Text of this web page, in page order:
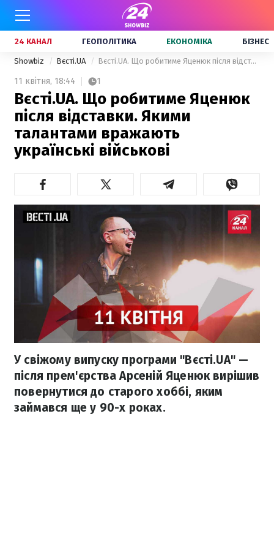
24 КАНАЛ ГЕОПОЛІТИКА ЕКОНОМІКА БІЗНЕС
Showbiz Вєсті.UA Вєсті.UA. Що робитиме Яценюк після відставки. Якими талантами вражають українські військові
11 квітня, 18:44 1
Вєсті.UA. Що робитиме Яценюк
після відставки. Якими
талантами вражають
українські військові
У свіжому випуску програми "Вєсті.UA" —
після прем'єрства Арсеній Яценюк вирішив
повернутися до старого хоббі, яким
займався ще у 90-х роках.